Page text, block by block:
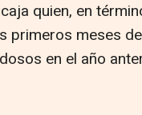
quien, en
primeros meses
en el año